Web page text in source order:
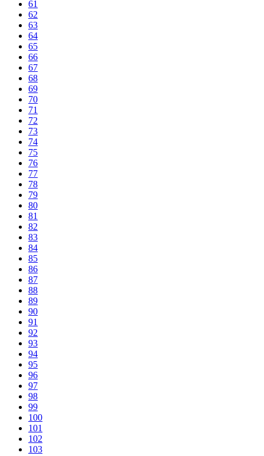
61
62
63
64
65
66
67
68
69
70
71
72
73
74
75
76
77
78
79
80
81
82
83
84
85
86
87
88
89
90
91
92
93
94
95
96
97
98
99
100
101
102
103